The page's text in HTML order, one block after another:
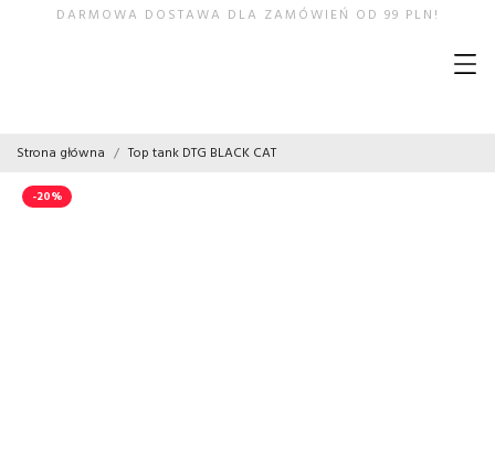
DARMOWA DOSTAWA DLA ZAMÓWIEŃ OD 99 PLN!
Strona główna Top tank DTG BLACK CAT
-20%